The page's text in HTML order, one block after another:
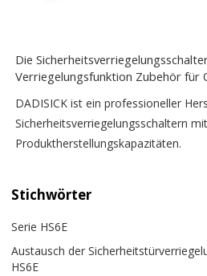
Die
Verriegelungsfunktion Zubehör für
DADISICK ist ein professioneller
Sicherheitsverriegelungsschaltern
Produktherstellungskapazitäten.
Stichwörter
Serie HS6E
Austausch der
HS6E